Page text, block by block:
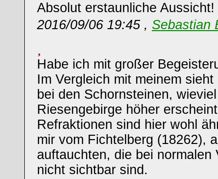
Absolut erstaunliche
2016/09/06 19:45 , Sebastian
Habe ich mit großer
Im Vergleich mit meinem
bei den Schornsteinen,
Riesengebirge höher
Refraktionen sind hier wohl
mir vom Fichtelberg (18262),
auftauchten, die bei normalen
nicht sichtbar sind.